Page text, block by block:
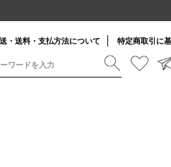
・送料・支払方法について 特定商取引に